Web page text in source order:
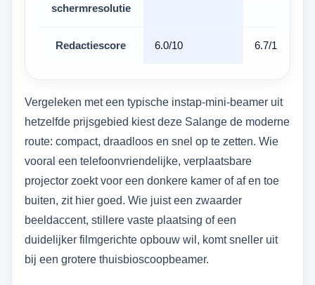
schermresolutie
Redactiescore 6.0/10 6.7/10
Vergeleken met een typische instap-mini-beamer uit
hetzelfde prijsgebied kiest deze Salange de moderne
route: compact, draadloos en snel op te zetten. Wie
vooral een telefoonvriendelijke, verplaatsbare
projector zoekt voor een donkere kamer of af en toe
buiten, zit hier goed. Wie juist een zwaarder
beeldaccent, stillere vaste plaatsing of een
duidelijker filmgerichte opbouw wil, komt sneller uit
bij een grotere thuisbioscoopbeamer.